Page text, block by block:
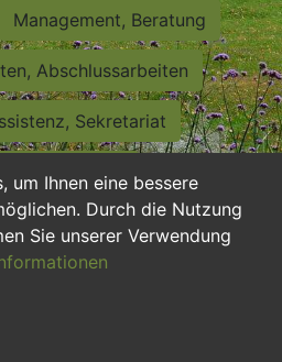
um Ihnen eine bessere
Durch die Nutzung
Sie unserer Verwendung
Management, Beratung
Abschlussarbeiten
Sekretariat
Nebenjobs
duale Ausbildung